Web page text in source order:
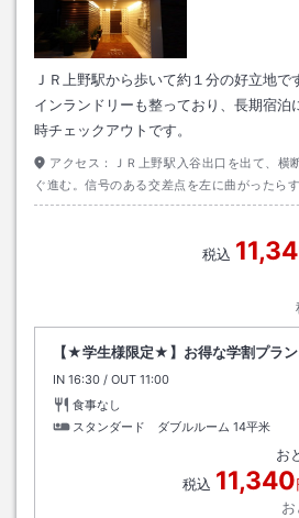
ＪＲ上野駅から歩いて約１分の好立地
インランドリーも整っており、長期宿泊
時チェックアウトです。
アクセス：
ＪＲ上野駅入谷出口を出て、横
ぐ進む。信号のある交差点を左に曲がったら
ロントです。
税込
【★学生様限定★】お得な学割プラン
IN チェックイン
16:30 / OUT チェックアウト
11:00
食事なし
スタンダード ダブルルーム 14平米
お
税込 11,340